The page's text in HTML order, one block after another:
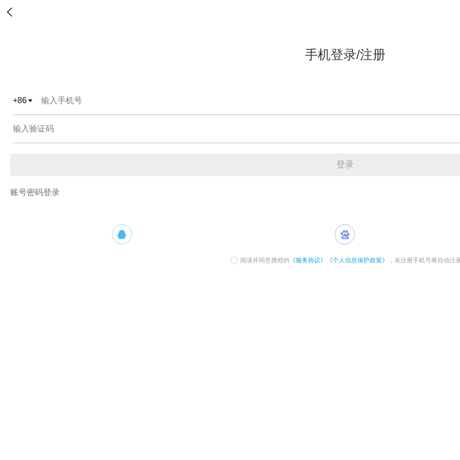
手机登录/注册
+86
登录
账号密码登录
阅读并同意携程的 《服务协议》 《个人信息保护政策》 ，未注册手机号将自动注